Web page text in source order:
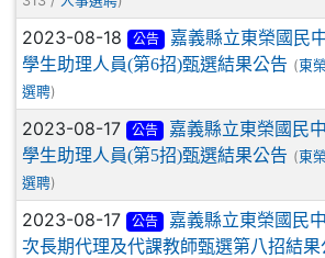
2023-08-18 公告
嘉義縣立東榮國民
學生助理人員(第6招)甄選結果公告 (東
選聘)
2023-08-17 公告
嘉義縣立東榮國民
學生助理人員(第5招)甄選結果公告 (東
選聘)
2023-08-17 公告
嘉義縣立東榮國民
次長期代理及代課教師甄選第八招結果